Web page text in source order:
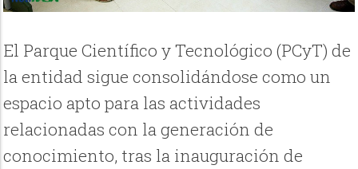
El Parque Científico y Tecnológico (PCyT) de
la entidad sigue consolidándose como un
espacio apto para las actividades
relacionadas con la generación de
conocimiento, tras la inauguración de